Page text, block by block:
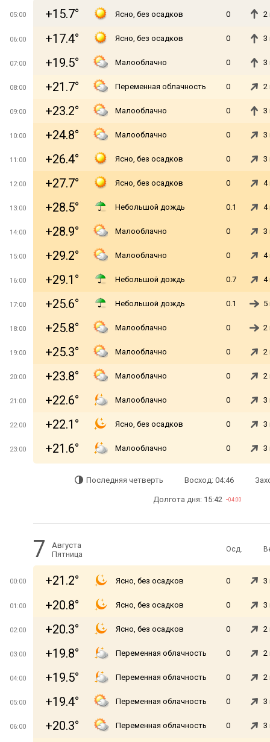
05:00 +15.7° Ясно, без осадков 0 2
06:00 +17.4° Ясно, без осадков 0 3
07:00 +19.5° Малооблачно 0 3
08:00 +21.7° Переменная облачность 0 2
09:00 +23.2° Малооблачно 0 3
10:00 +24.8° Малооблачно 0 3
11:00 +26.4° Ясно, без осадков 0 3
12:00 +27.7° Ясно, без осадков 0 4
13:00 +28.5° Небольшой дождь 0.1 4
14:00 +28.9° Малооблачно 0 3
15:00 +29.2° Малооблачно 0 4
16:00 +29.1° Небольшой дождь 0.7 4
17:00 +25.6° Небольшой дождь 0.1 5
18:00 +25.8° Малооблачно 0 2
19:00 +25.3° Малооблачно 0 2
20:00 +23.8° Малооблачно 0 2
21:00 +22.6° Малооблачно 0 3
22:00 +22.1° Ясно, без осадков 0 3
23:00 +21.6° Малооблачно 0 3
Последняя четверть Восход: 04:46
Долгота дня: 15:42 −04:00
7
Августа
Пятница
Осд.
00:00 +21.2° Ясно, без осадков 0 3
01:00 +20.8° Ясно, без осадков 0 3
02:00 +20.3° Ясно, без осадков 0 2
03:00 +19.8° Переменная облачность 0 2
04:00 +19.5° Переменная облачность 0 2
05:00 +19.4° Переменная облачность 0 3
06:00 +20.3° Переменная облачность 0 3